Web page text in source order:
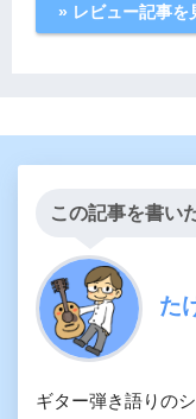
» レビュー記事を
この記事を書い
た
ギター弾き語りの